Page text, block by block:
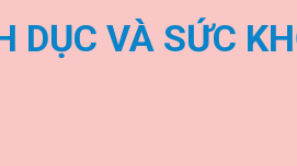
DỤC VÀ SỨC